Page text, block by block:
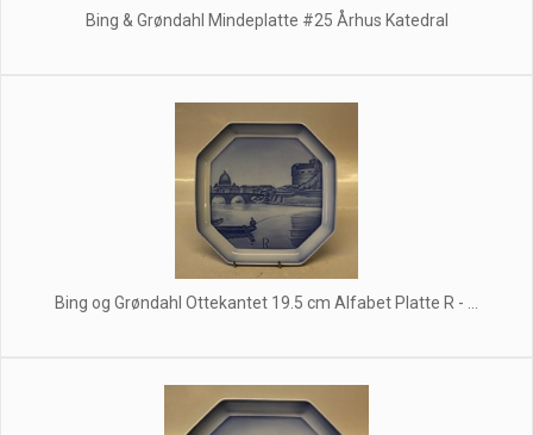
Bing & Grøndahl Mindeplatte #25 Århus Katedral
Bing og Grøndahl Ottekantet 19.5 cm Alfabet Platte R - ...